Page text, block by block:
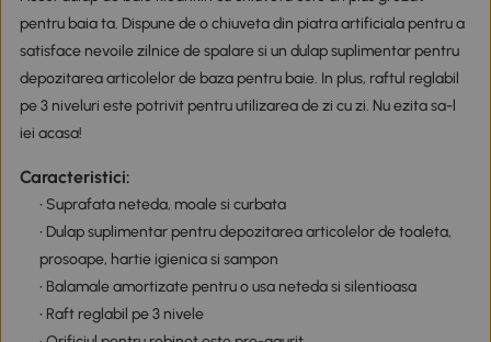
pentru baia ta. Dispune de o chiuveta din piatra artificiala pentru a
satisface nevoile zilnice de spalare si un dulap suplimentar pentru
depozitarea articolelor de baza pentru baie. In plus, raftul reglabil
pe 3 niveluri este potrivit pentru utilizarea de zi cu zi. Nu ezita sa-l
iei acasa!
Caracteristici:
• Suprafata neteda, moale si curbata
• Dulap suplimentar pentru depozitarea articolelor de toaleta,
prosoape, hartie igienica si sampon
• Balamale amortizate pentru o usa neteda si silentioasa
• Raft reglabil pe 3 nivele